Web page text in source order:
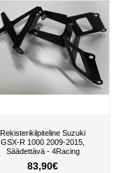
Rekisterikilpiteline Suzuki
GSX-R 1000 2009-2015,
Säädettävä - 4Racing
83,90€